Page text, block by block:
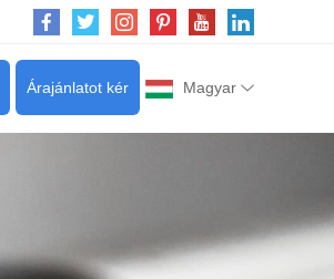
Magyar
Árajánlatot kér